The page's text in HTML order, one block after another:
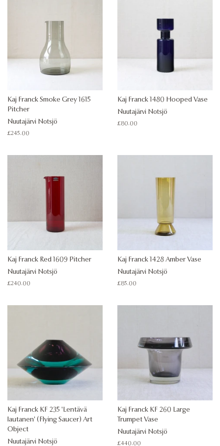
Kaj Franck Smoke Grey 1615
Pitcher
Nuutajärvi Notsjö
Regular
£245.00
Kaj Franck 1480 Hooped Vase
Nuutajärvi Notsjö
Regular
£80.00
Kaj Franck Red 1609 Pitcher
Nuutajärvi Notsjö
Regular
£240.00
Kaj Franck 1428 Amber Vase
Nuutajärvi Notsjö
Regular
£85.00
Kaj Franck KF 235 'Lentävä
lautanen' (Flying Saucer) Art
Object
Nuutajärvi Notsjö
Kaj Franck KF 260 Large
Trumpet Vase
Nuutajärvi Notsjö
Regular
£440.00